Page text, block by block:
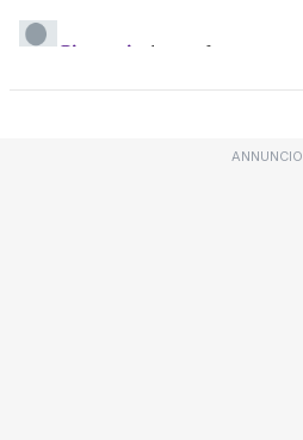
ANNUNCIO